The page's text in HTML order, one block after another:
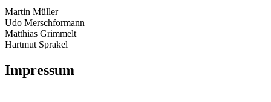
Martin Müller
Udo Merschformann
Matthias Grimmelt
Hartmut Sprakel
Impressum